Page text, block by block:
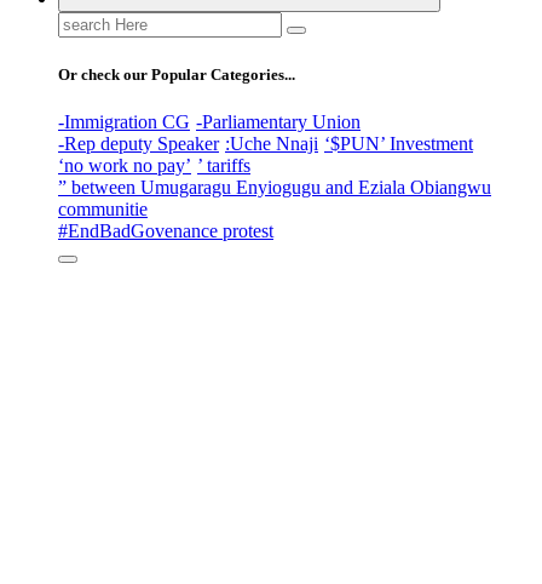
Search
for:
Or check our Popular Categories...
-Immigration CG -Parliamentary Union
-Rep deputy Speaker :Uche Nnaji ‘$PUN’ Investment
‘no work no pay’ ’ tariffs
” between Umugaragu Enyiogugu and Eziala Obiangwu
communitie
#EndBadGovenance protest